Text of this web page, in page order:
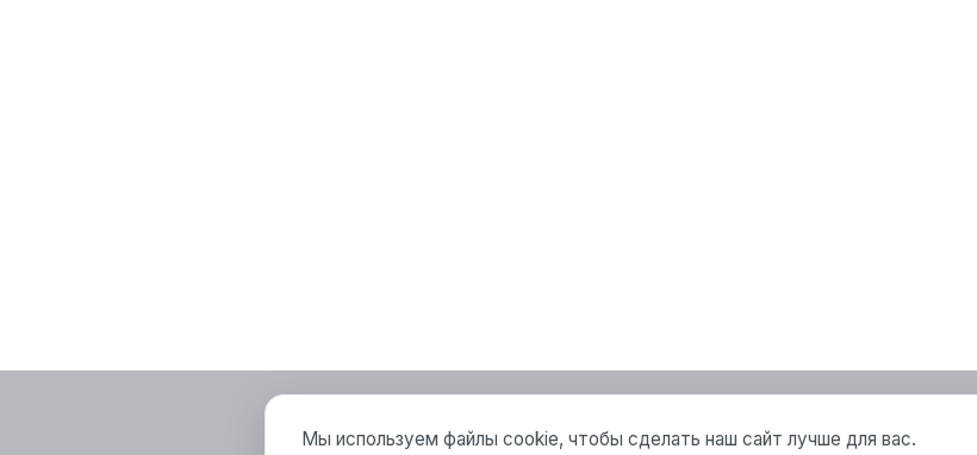
Мы используем файлы cookie, чтобы сделать наш сайт лучше для вас.